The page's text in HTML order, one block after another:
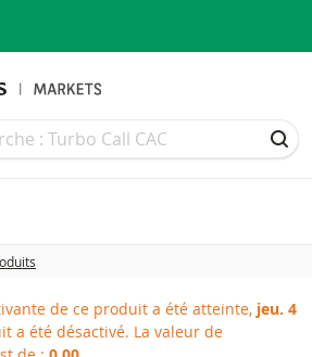
sur le site
de ce produit a été atteinte, jeu. 4
a été désactivé. La valeur de